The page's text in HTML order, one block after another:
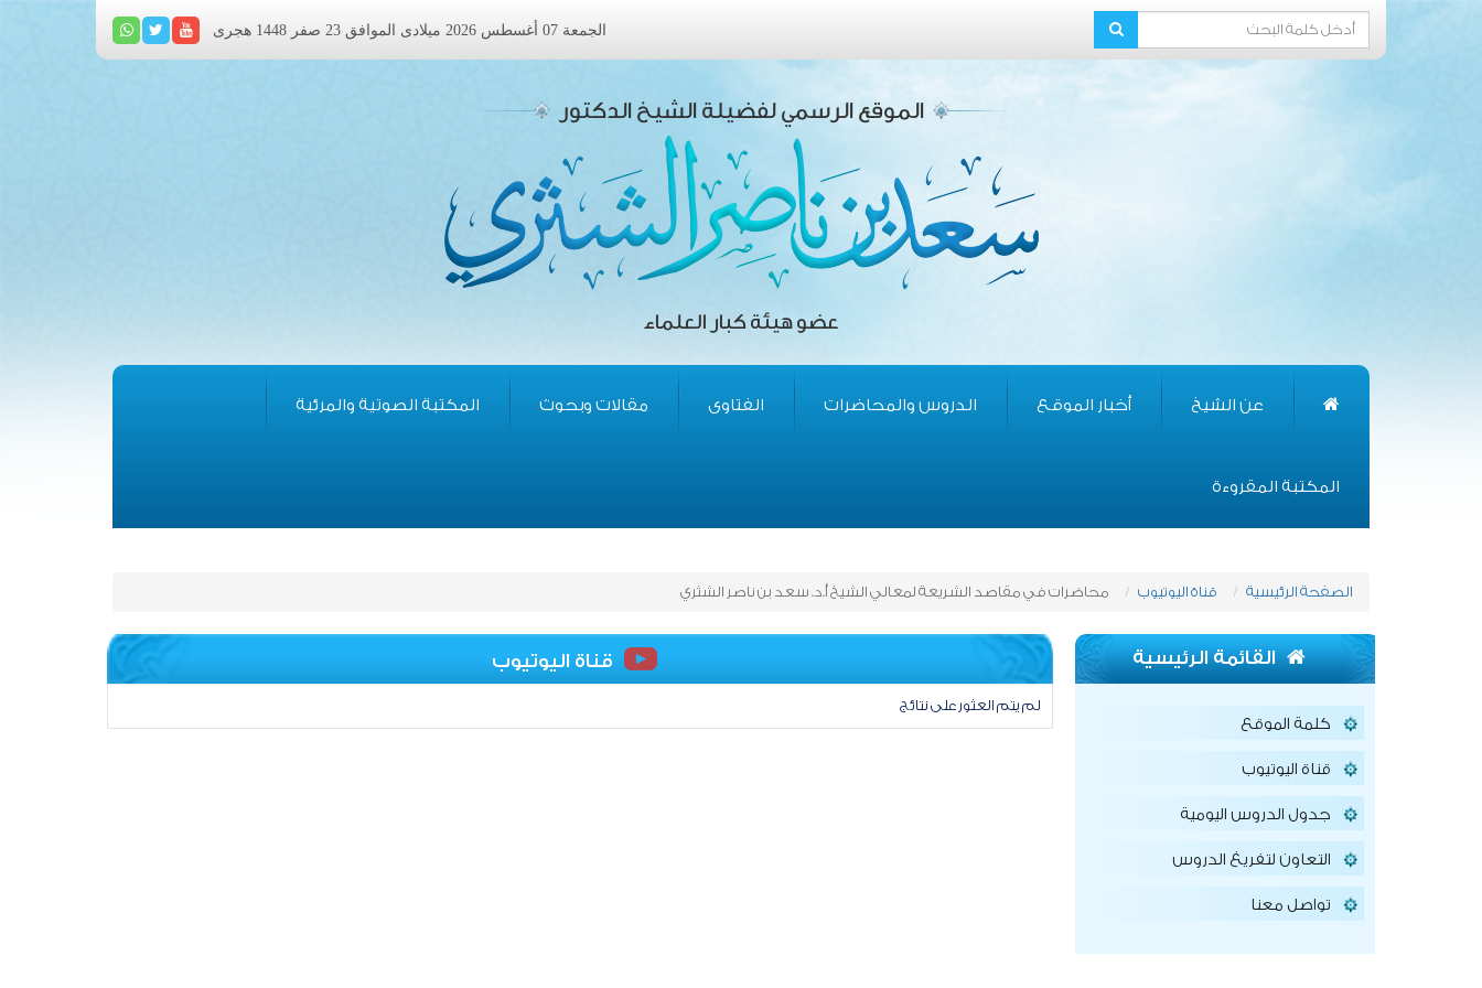
الجمعة 07 أغسطس 2026 ميلادى الموافق 23 صفر 1448 هجرى
الموقع الرسمي لفضيلة الشيخ الدكتور
عضو هيئة كبار العلماء
عن الشيخ أخبار الموقع الدروس والمحاضرات الفتاوى مقالات وبحوث المكتبة الصوتية والمرئية
المكتبة المقروءة
الصفحة الرئيسية قناة اليوتيوب محاضرات في مقاصد الشريعة لمعالي الشيخ أ.د. سعد بن ناصر الشثري
القائمة الرئيسية
كلمة الموقع
قناة اليوتيوب
جدول الدروس اليومية
التعاون لتفريغ الدروس
تواصل معنا
قناة اليوتيوب
لم يتم العثور على نتائج